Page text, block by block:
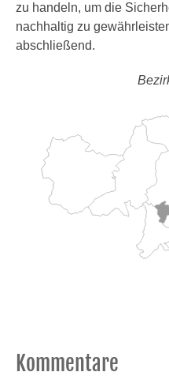
zu handeln, um die
nachhaltig zu
abschließend.
Kommentare